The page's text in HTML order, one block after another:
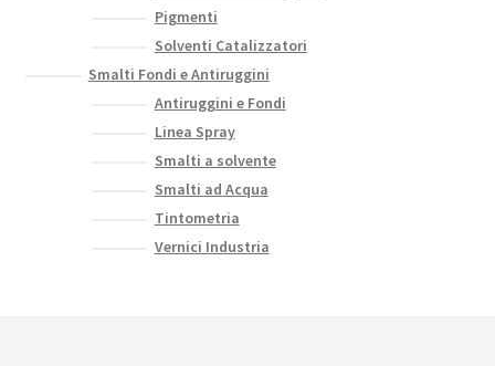
Pigmenti
Solventi Catalizzatori
Smalti Fondi e Antiruggini
Antiruggini e Fondi
Linea Spray
Smalti a solvente
Smalti ad Acqua
Tintometria
Vernici Industria